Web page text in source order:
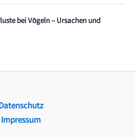
bei Vögeln – Ursachen und
Impressum